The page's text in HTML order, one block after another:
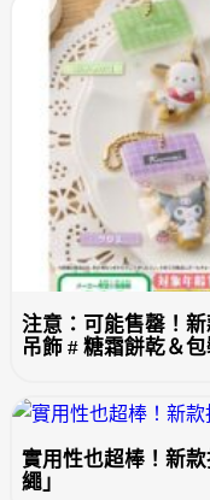
注意：可能售罄！
吊飾 # 糖霜餅乾＆包
實用性也超棒！新
繩」